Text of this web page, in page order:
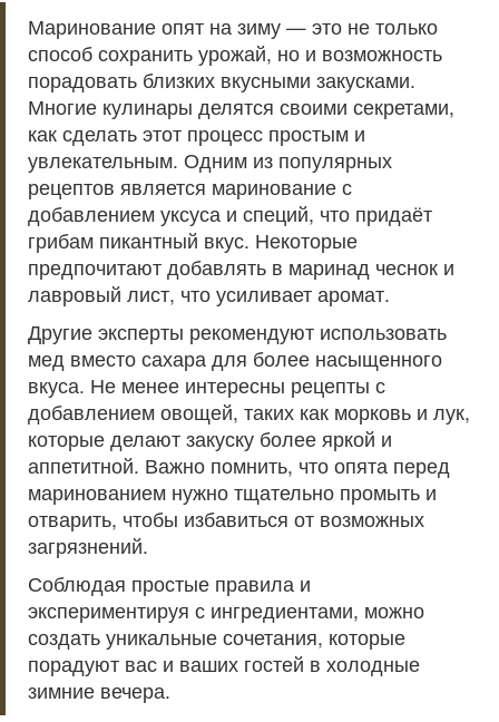
Маринование опят на зиму — это не только
способ сохранить урожай, но и возможность
порадовать близких вкусными закусками.
Многие кулинары делятся своими секретами,
как сделать этот процесс простым и
увлекательным. Одним из популярных
рецептов является маринование с
добавлением уксуса и специй, что придаёт
грибам пикантный вкус. Некоторые
предпочитают добавлять в маринад чеснок и
лавровый лист, что усиливает аромат.
Другие эксперты рекомендуют использовать
мед вместо сахара для более насыщенного
вкуса. Не менее интересны рецепты с
добавлением овощей, таких как морковь и лук,
которые делают закуску более яркой и
аппетитной. Важно помнить, что опята перед
маринованием нужно тщательно промыть и
отварить, чтобы избавиться от возможных
загрязнений.
Соблюдая простые правила и
экспериментируя с ингредиентами, можно
создать уникальные сочетания, которые
порадуют вас и ваших гостей в холодные
зимние вечера.